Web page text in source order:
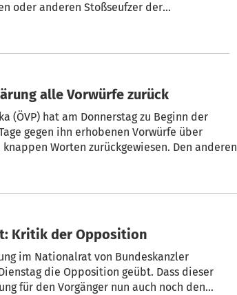
oder anderen Stoßseufzer der
alle Vorwürfe zurück
(ÖVP) hat am Donnerstag zu Beginn der
gegen ihn erhobenen Vorwürfe über
Worten zurückgewiesen. Den anderen
Kritik der Opposition
im Nationalrat von Bundeskanzler
die Opposition geübt. Dass dieser
für den Vorgänger nun auch noch den